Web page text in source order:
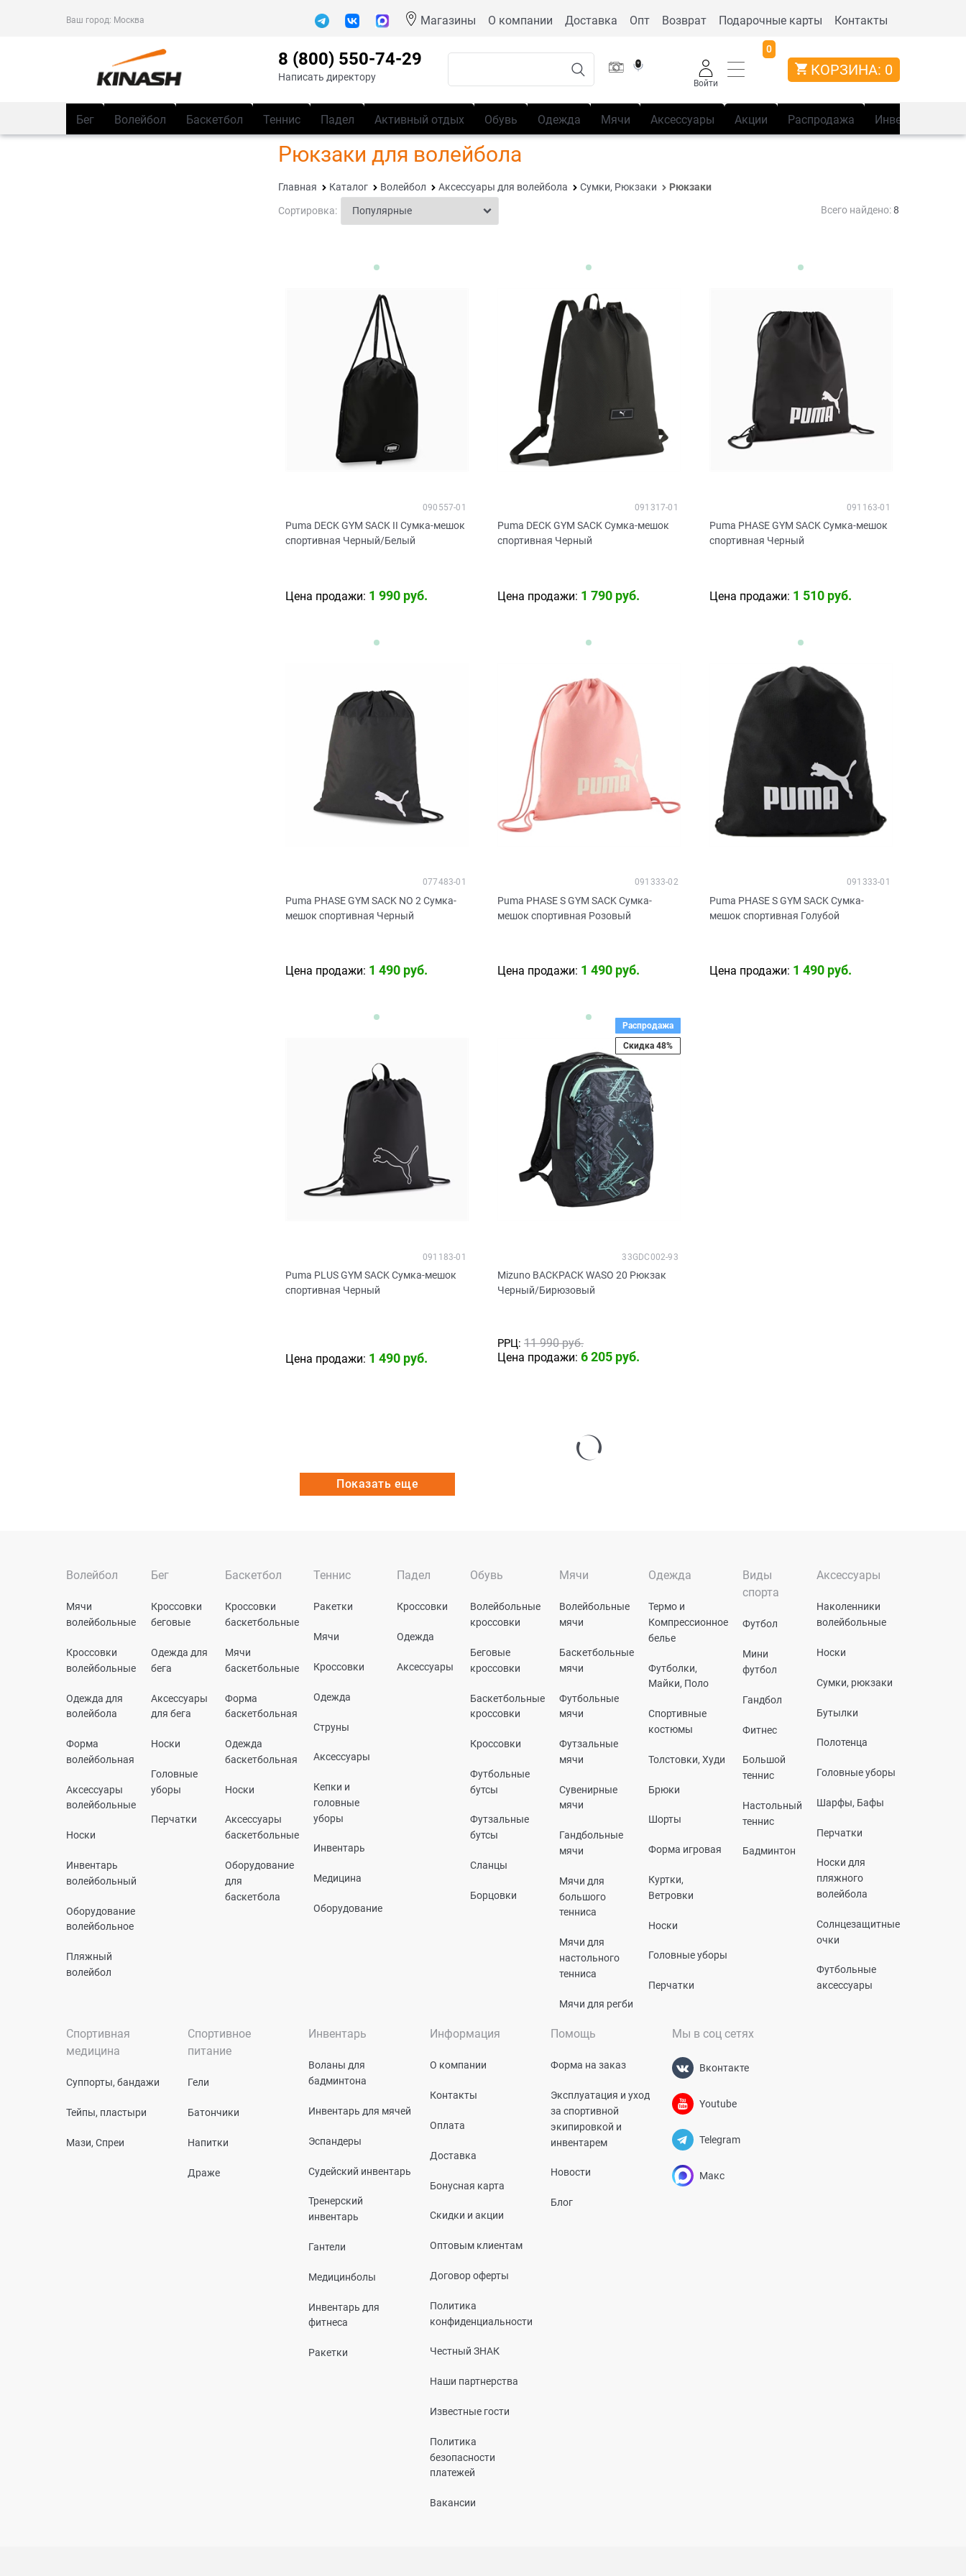
Ваш город: Москва Магазины О компании Доставка Опт Возврат Подарочные карты Контакты
8 (800) 550-74-29
Написать директору
Войти
0
КОРЗИНА: 0
Бег Волейбол Баскетбол Теннис Падел Активный отдых Обувь Одежда Мячи Аксессуары Акции Распродажа Инвентарь
Рюкзаки для волейбола
Главная Каталог Волейбол Аксессуары для волейбола Сумки, Рюкзаки Рюкзаки
Сортировка: Всего найдено:8
Puma DECK GYM SACK II Сумка-мешок
спортивная Черный/Белый
090557-01
Цена продажи: 1 990 руб.
Puma DECK GYM SACK Сумка-мешок
спортивная Черный
091317-01
Цена продажи: 1 790 руб.
Puma PHASE GYM SACK Сумка-мешок
спортивная Черный
091163-01
Цена продажи: 1 510 руб.
Puma PHASE GYM SACK NO 2 Сумка-
мешок спортивная Черный
077483-01
Цена продажи: 1 490 руб.
Puma PHASE S GYM SACK Сумка-
мешок спортивная Розовый
091333-02
Цена продажи: 1 490 руб.
Puma PHASE S GYM SACK Сумка-
мешок спортивная Голубой
091333-01
Цена продажи: 1 490 руб.
Puma PLUS GYM SACK Сумка-мешок
спортивная Черный
091183-01
Цена продажи: 1 490 руб.
Mizuno BACKPACK WASO 20 Рюкзак
Черный/Бирюзовый
33GDC002-93
РРЦ: 11 990 руб.
Цена продажи: 6 205 руб.
Распродажа
Скидка 48%
Показать еще
Волейбол
Мячи
волейбольные
Кроссовки
волейбольные
Одежда для
волейбола
Форма
волейбольная
Аксессуары
волейбольные
Носки
Инвентарь
волейбольный
Оборудование
волейбольное
Пляжный
волейбол
Бег
Кроссовки
беговые
Одежда для
бега
Аксессуары
для бега
Носки
Головные
уборы
Перчатки
Баскетбол
Кроссовки
баскетбольные
Мячи
баскетбольные
Форма
баскетбольная
Одежда
баскетбольная
Носки
Аксессуары
баскетбольные
Оборудование
для
баскетбола
Теннис
Ракетки
Мячи
Кроссовки
Одежда
Струны
Аксессуары
Кепки и
головные
уборы
Инвентарь
Медицина
Оборудование
Падел
Кроссовки
Одежда
Аксессуары
Обувь
Волейбольные
кроссовки
Беговые
кроссовки
Баскетбольные
кроссовки
Кроссовки
Футбольные
бутсы
Футзальные
бутсы
Сланцы
Борцовки
Мячи
Волейбольные
мячи
Баскетбольные
мячи
Футбольные
мячи
Футзальные
мячи
Сувенирные
мячи
Гандбольные
мячи
Мячи для
большого
тенниса
Мячи для
настольного
тенниса
Мячи для регби
Одежда
Термо и
Компрессионное
белье
Футболки,
Майки, Поло
Спортивные
костюмы
Толстовки, Худи
Брюки
Шорты
Форма игровая
Куртки,
Ветровки
Носки
Головные уборы
Перчатки
Виды
спорта
Футбол
Мини
футбол
Гандбол
Фитнес
Большой
теннис
Настольный
теннис
Бадминтон
Аксессуары
Наколенники
волейбольные
Носки
Сумки, рюкзаки
Бутылки
Полотенца
Головные уборы
Шарфы, Бафы
Перчатки
Носки для
пляжного
волейбола
Солнцезащитные
очки
Футбольные
аксессуары
Спортивная
медицина
Суппорты, бандажи
Тейпы, пластыри
Мази, Спреи
Спортивное
питание
Гели
Батончики
Напитки
Драже
Инвентарь
Воланы для
бадминтона
Инвентарь для мячей
Эспандеры
Судейский инвентарь
Тренерский
инвентарь
Гантели
Медицинболы
Инвентарь для
фитнеса
Ракетки
Информация
О компании
Контакты
Оплата
Доставка
Бонусная карта
Скидки и акции
Оптовым клиентам
Договор оферты
Политика
конфиденциальности
Честный ЗНАК
Наши партнерства
Известные гости
Политика
безопасности
платежей
Вакансии
Помощь
Форма на заказ
Эксплуатация и уход
за спортивной
экипировкой и
инвентарем
Новости
Блог
Мы в соц сетях
Вконтакте
Youtube
Telegram
Макс